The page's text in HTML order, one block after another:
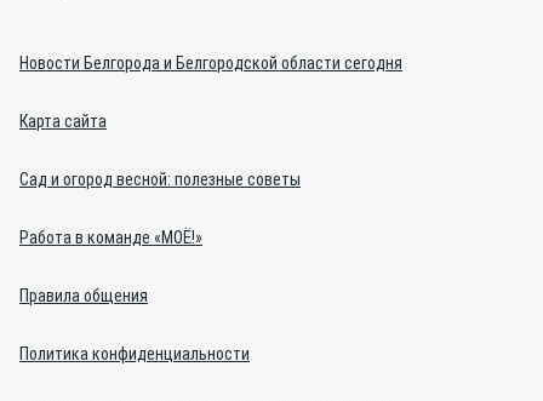
Новости Белгорода и Белгородской области сегодня
Карта сайта
Сад и огород весной: полезные советы
Работа в команде «МОЁ!»
Правила общения
Политика конфиденциальности